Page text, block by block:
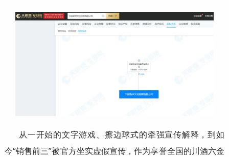
从一开始的文字游戏、擦边球式的牵强宣传解释，到如
今“销售前三”被官方坐实虚假宣传，作为享誉全国的川酒六金